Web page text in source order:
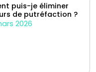
puis-je éliminer
de putréfaction ?
2026